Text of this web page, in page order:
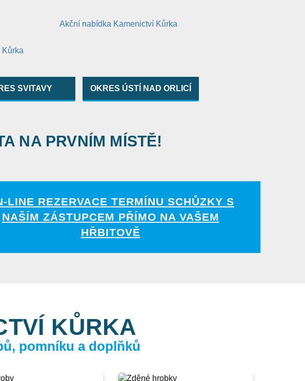
SVITAVY OKRES ÚSTÍ NAD ORLICÍ
NA PRVNÍM MÍSTĚ!
LINE REZERVACE TERMÍNU SCHŮZKY S
NAŠÍM ZÁSTUPCEM PŘÍMO NA VAŠEM
HŘBITOVĚ
KŮRKA
pomníku a doplňků